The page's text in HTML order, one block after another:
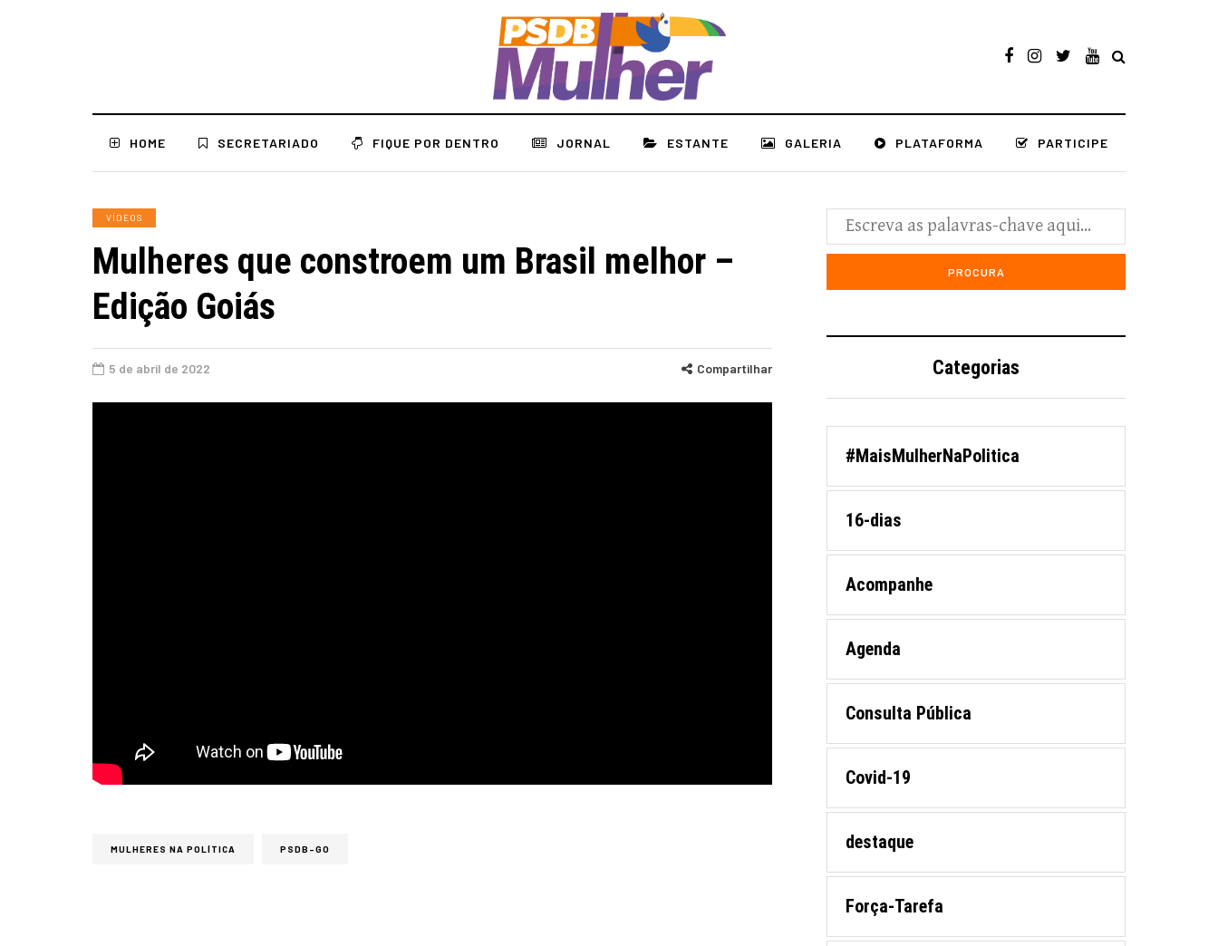
HOME SECRETARIADO FIQUE POR DENTRO JORNAL ESTANTE GALERIA PLATAFORMA PARTICIPE
VÍDEOS
Mulheres que constroem um Brasil melhor –
Edição Goiás
5 de abril de 2022 Compartilhar
MULHERES NA POLÍTICA PSDB-GO
Categorias
#MaisMulherNaPolitica
16-dias
Acompanhe
Agenda
Consulta Pública
Covid-19
destaque
Força-Tarefa